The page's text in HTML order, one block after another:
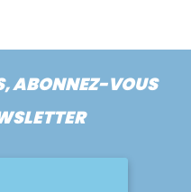
ABONNEZ-VOUS